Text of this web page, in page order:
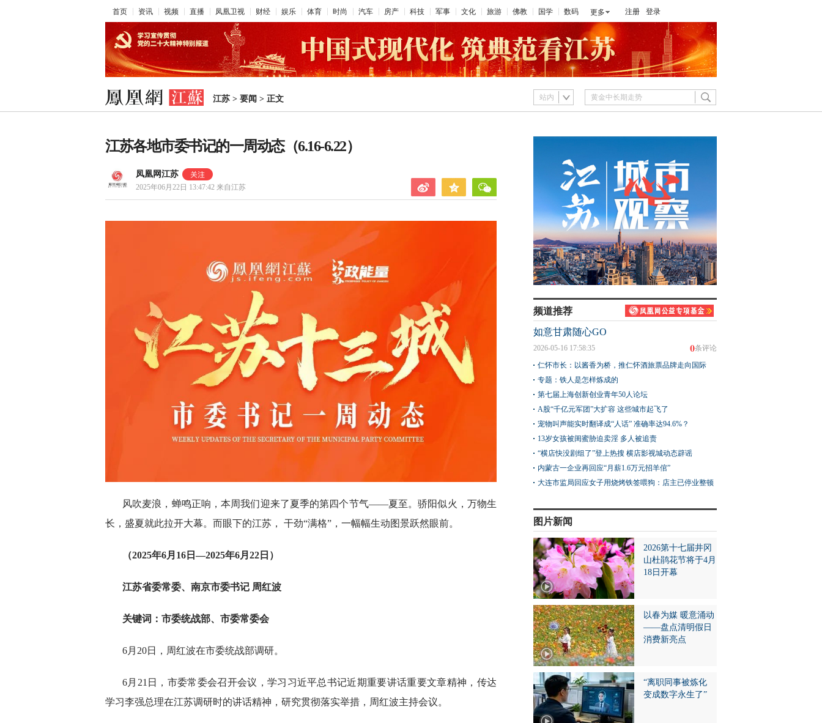
首页 资讯 视频 直播 凤凰卫视 财经 娱乐 体育 时尚 汽车 房产 科技 军事 文化 旅游 佛教 国学 数码 更多 注册 登录
江苏 > 要闻 > 正文 站内
江苏各地市委书记的一周动态（6.16-6.22）
凤凰网江苏
2025年06月22日 13:47:42 来自江苏
风吹麦浪，蝉鸣正响，本周我们迎来了夏季的第四个节气——夏至。骄阳似火，万物生
长，盛夏就此拉开大幕。而眼下的江苏， 干劲“满格”，一幅幅生动图景跃然眼前。
（2025年6月16日—2025年6月22日）
江苏省委常委、南京市委书记 周红波
关键词：市委统战部、市委常委会
6月20日，周红波在市委统战部调研。
6月21日，市委常委会召开会议，学习习近平总书记近期重要讲话重要文章精神，传达
学习李强总理在江苏调研时的讲话精神，研究贯彻落实举措，周红波主持会议。
频道推荐
如意甘肃随心GO
0条评论
2026-05-16 17:58:35
仁怀市长：以酱香为桥，推仁怀酒旅票品牌走向国际
专题：铁人是怎样炼成的
第七届上海创新创业青年50人论坛
A股“千亿元军团”大扩容 这些城市起飞了
宠物叫声能实时翻译成“人话” 准确率达94.6%？
13岁女孩被闺蜜胁迫卖淫 多人被追责
“横店快没剧组了”登上热搜 横店影视城动态辟谣
内蒙古一企业再回应“月薪1.6万元招羊倌”
大连市监局回应女子用烧烤铁签喂狗：店主已停业整顿
图片新闻
2026第十七届井冈
山杜鹃花节将于4月
18日开幕
以春为媒 暖意涌动
——盘点清明假日
消费新亮点
“离职同事被炼化
变成数字永生了”